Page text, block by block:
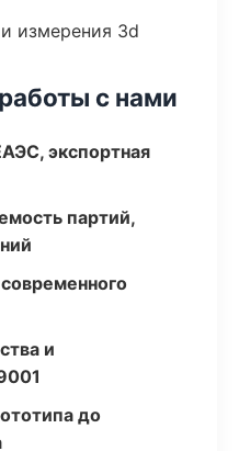
измерения 3d
с нами
экспортная
партий,
и
до